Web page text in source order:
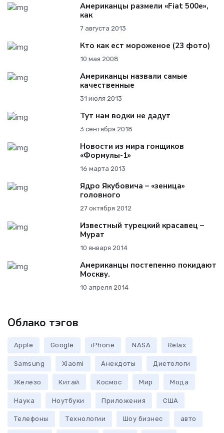
Американцы размели «Fiat 500e»,
как
7 августа 2013
Кто как ест мороженое (23 фото)
10 мая 2008
Американцы назвали самые
качественные
31 июля 2013
Тут нам водки не дадут
3 сентября 2018
Новости из мира гонщиков
«Формулы-1»
16 марта 2013
Ядро Якубовича – «зеница»
головного
27 октября 2012
Известный турецкий красавец –
Мурат
10 января 2014
Американцы постепенно покидают
Москву.
10 апреля 2014
Облако тэгов
Apple Google iPhone NASA Relax
Samsung Xiaomi Анекдоты Диетологи
Железо Китай Космос Мир Мода
Наука Ноутбуки Приложения США
Телефоны Технологии Шоу бизнес авто